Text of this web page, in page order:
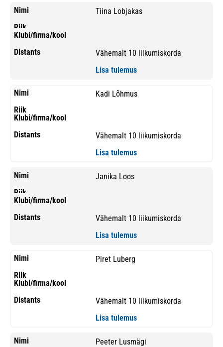
Tiina Lobjakas
Vähemalt 10 liikumiskorda
Lisa tulemus
Kadi Lõhmus
Vähemalt 10 liikumiskorda
Lisa tulemus
Janika Loos
Vähemalt 10 liikumiskorda
Lisa tulemus
Piret Luberg
Vähemalt 10 liikumiskorda
Lisa tulemus
Peeter Lusmägi